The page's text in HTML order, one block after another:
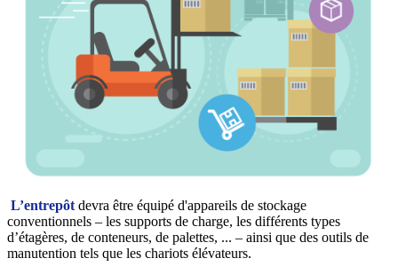
L’entrepôt devra être équipé d'appareils de stockage
conventionnels – les supports de charge, les différents types
d’étagères, de conteneurs, de palettes, ... – ainsi que des outils de
manutention tels que les chariots élévateurs.